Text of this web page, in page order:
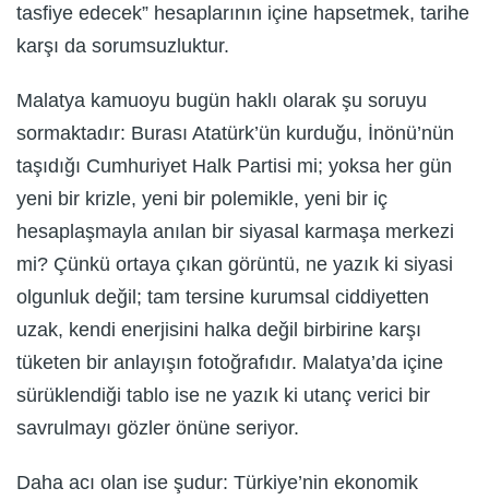
tasfiye edecek” hesaplarının içine hapsetmek, tarihe
karşı da sorumsuzluktur.
Malatya kamuoyu bugün haklı olarak şu soruyu
sormaktadır: Burası Atatürk’ün kurduğu, İnönü’nün
taşıdığı Cumhuriyet Halk Partisi mi; yoksa her gün
yeni bir krizle, yeni bir polemikle, yeni bir iç
hesaplaşmayla anılan bir siyasal karmaşa merkezi
mi? Çünkü ortaya çıkan görüntü, ne yazık ki siyasi
olgunluk değil; tam tersine kurumsal ciddiyetten
uzak, kendi enerjisini halka değil birbirine karşı
tüketen bir anlayışın fotoğrafıdır. Malatya’da içine
sürüklendiği tablo ise ne yazık ki utanç verici bir
savrulmayı gözler önüne seriyor.
Daha acı olan ise şudur: Türkiye’nin ekonomik